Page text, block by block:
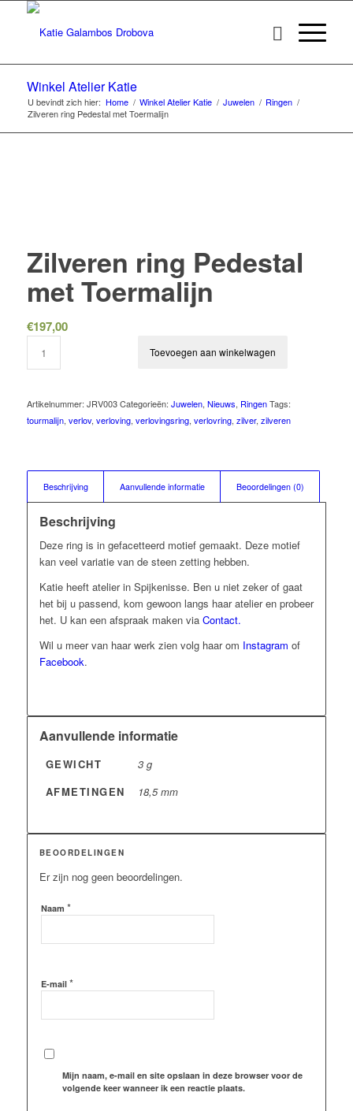
Winkel Atelier Katie
U bevindt zich hier: Home / Winkel Atelier Katie / Juwelen / Ringen /
Zilveren ring Pedestal met Toermalijn
Zilveren ring Pedestal
met Toermalijn
€197,00
Toevoegen aan winkelwagen
Artikelnummer: JRV003 Categorieën: Juwelen, Nieuws, Ringen Tags:
tourmalijn, verlov, verloving, verlovingsring, verlovring, zilver, zilveren
Beschrijving Aanvullende informatie Beoordelingen (0)
Beschrijving
Deze ring is in gefacetteerd motief gemaakt. Deze motief
kan veel variatie van de steen zetting hebben.
Katie heeft atelier in Spijkenisse. Ben u niet zeker of gaat
het bij u passend, kom gewoon langs haar atelier en probeer
het. U kan een afspraak maken via Contact.
Wil u meer van haar werk zien volg haar om Instagram of
Facebook.
Aanvullende informatie
GEWICHT
3 g
AFMETINGEN
18,5 mm
BEOORDELINGEN
Er zijn nog geen beoordelingen.
Naam *
E-mail *
Mijn naam, e-mail en site opslaan in deze browser voor de
volgende keer wanneer ik een reactie plaats.